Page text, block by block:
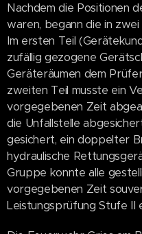
Nachdem die Positionen
waren, begann die in
Im ersten Teil
zufällig gezogene
Geräteräumen dem
zweiten Teil musste ein
vorgegebenen Zeit
die Unfallstelle
gesichert, ein doppelter
hydraulische
Gruppe konnte alle
vorgegebenen Zeit
Leistungsprüfung Stufe II